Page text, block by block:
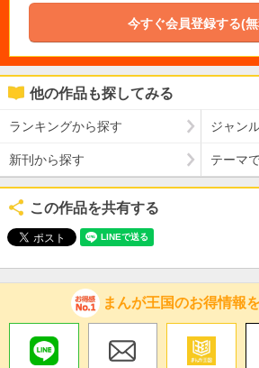
今すぐ会員登録する(
他の作品も探してみる
ランキングから探す ジャン
新刊から探す テーマ
この作品を共有する
まんが王国のお得情報